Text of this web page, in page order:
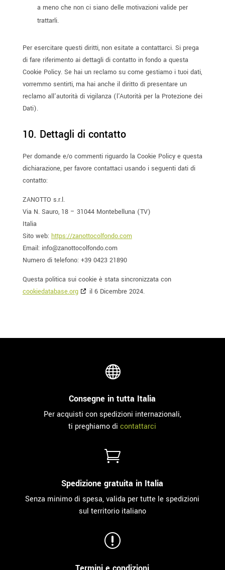
a meno che non ci siano delle motivazioni valide per
trattarli.
Per esercitare questi diritti, non esitate a contattarci. Si prega
di fare riferimento ai dettagli di contatto in fondo a questa
Cookie Policy. Se hai un reclamo su come gestiamo i tuoi dati,
vorremmo sentirti, ma hai anche il diritto di presentare un
reclamo all'autorità di vigilanza (l'Autorità per la Protezione dei
Dati).
10. Dettagli di contatto
Per domande e/o commenti riguardo la Cookie Policy e questa
dichiarazione, per favore contattaci usando i seguenti dati di
contatto:
ZANOTTO s.r.l.
Via N. Sauro, 18 – 31044 Montebelluna (TV)
Italia
Sito web: https://zanottocolfondo.com
Email: info@zanottocolfondo.com
Numero di telefono: +39 0423 21890
Questa politica sui cookie è stata sincronizzata con
cookiedatabase.org
il 6 Dicembre 2024.

Consegne in tutta Italia
Per acquisti con spedizioni internazionali,
ti preghiamo dicontattarci

Spedizione gratuita in Italia
Senza minimo di spesa, valida per tutte le spedizioni
sul territorio italiano
r